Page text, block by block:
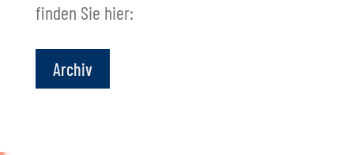
finden Sie hier:
Archiv